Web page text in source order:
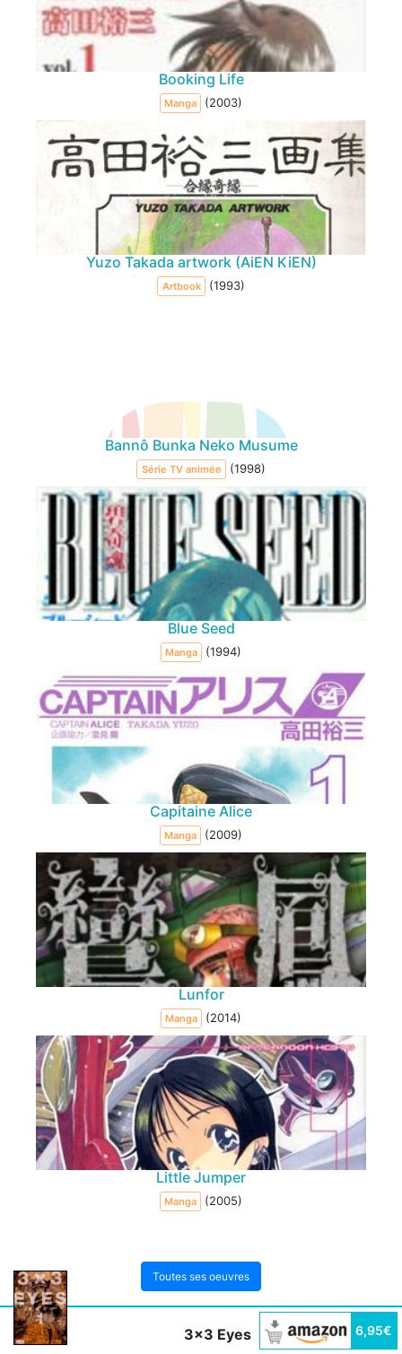
3x3 Eyes 6,95€
Booking Life
Manga (2003)
Yuzo Takada artwork (AiEN KiEN)
Artbook (1993)
Bannô Bunka Neko Musume
Série TV animée (1998)
Blue Seed
Manga (1994)
Capitaine Alice
Manga (2009)
Lunfor
Manga (2014)
Little Jumper
Manga (2005)
Toutes ses oeuvres
Dans le même genre